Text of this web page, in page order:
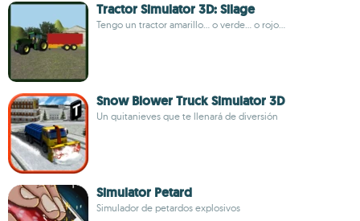
Tractor Simulator 3D: Silage
Tengo un tractor amarillo... o verde... o rojo...
Snow Blower Truck Simulator 3D
Un quitanieves que te llenará de diversión
Simulator Petard
Simulador de petardos explosivos